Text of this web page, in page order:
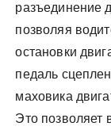
разъединение
позволяя
остановки
педаль
маховика
Это позволяет